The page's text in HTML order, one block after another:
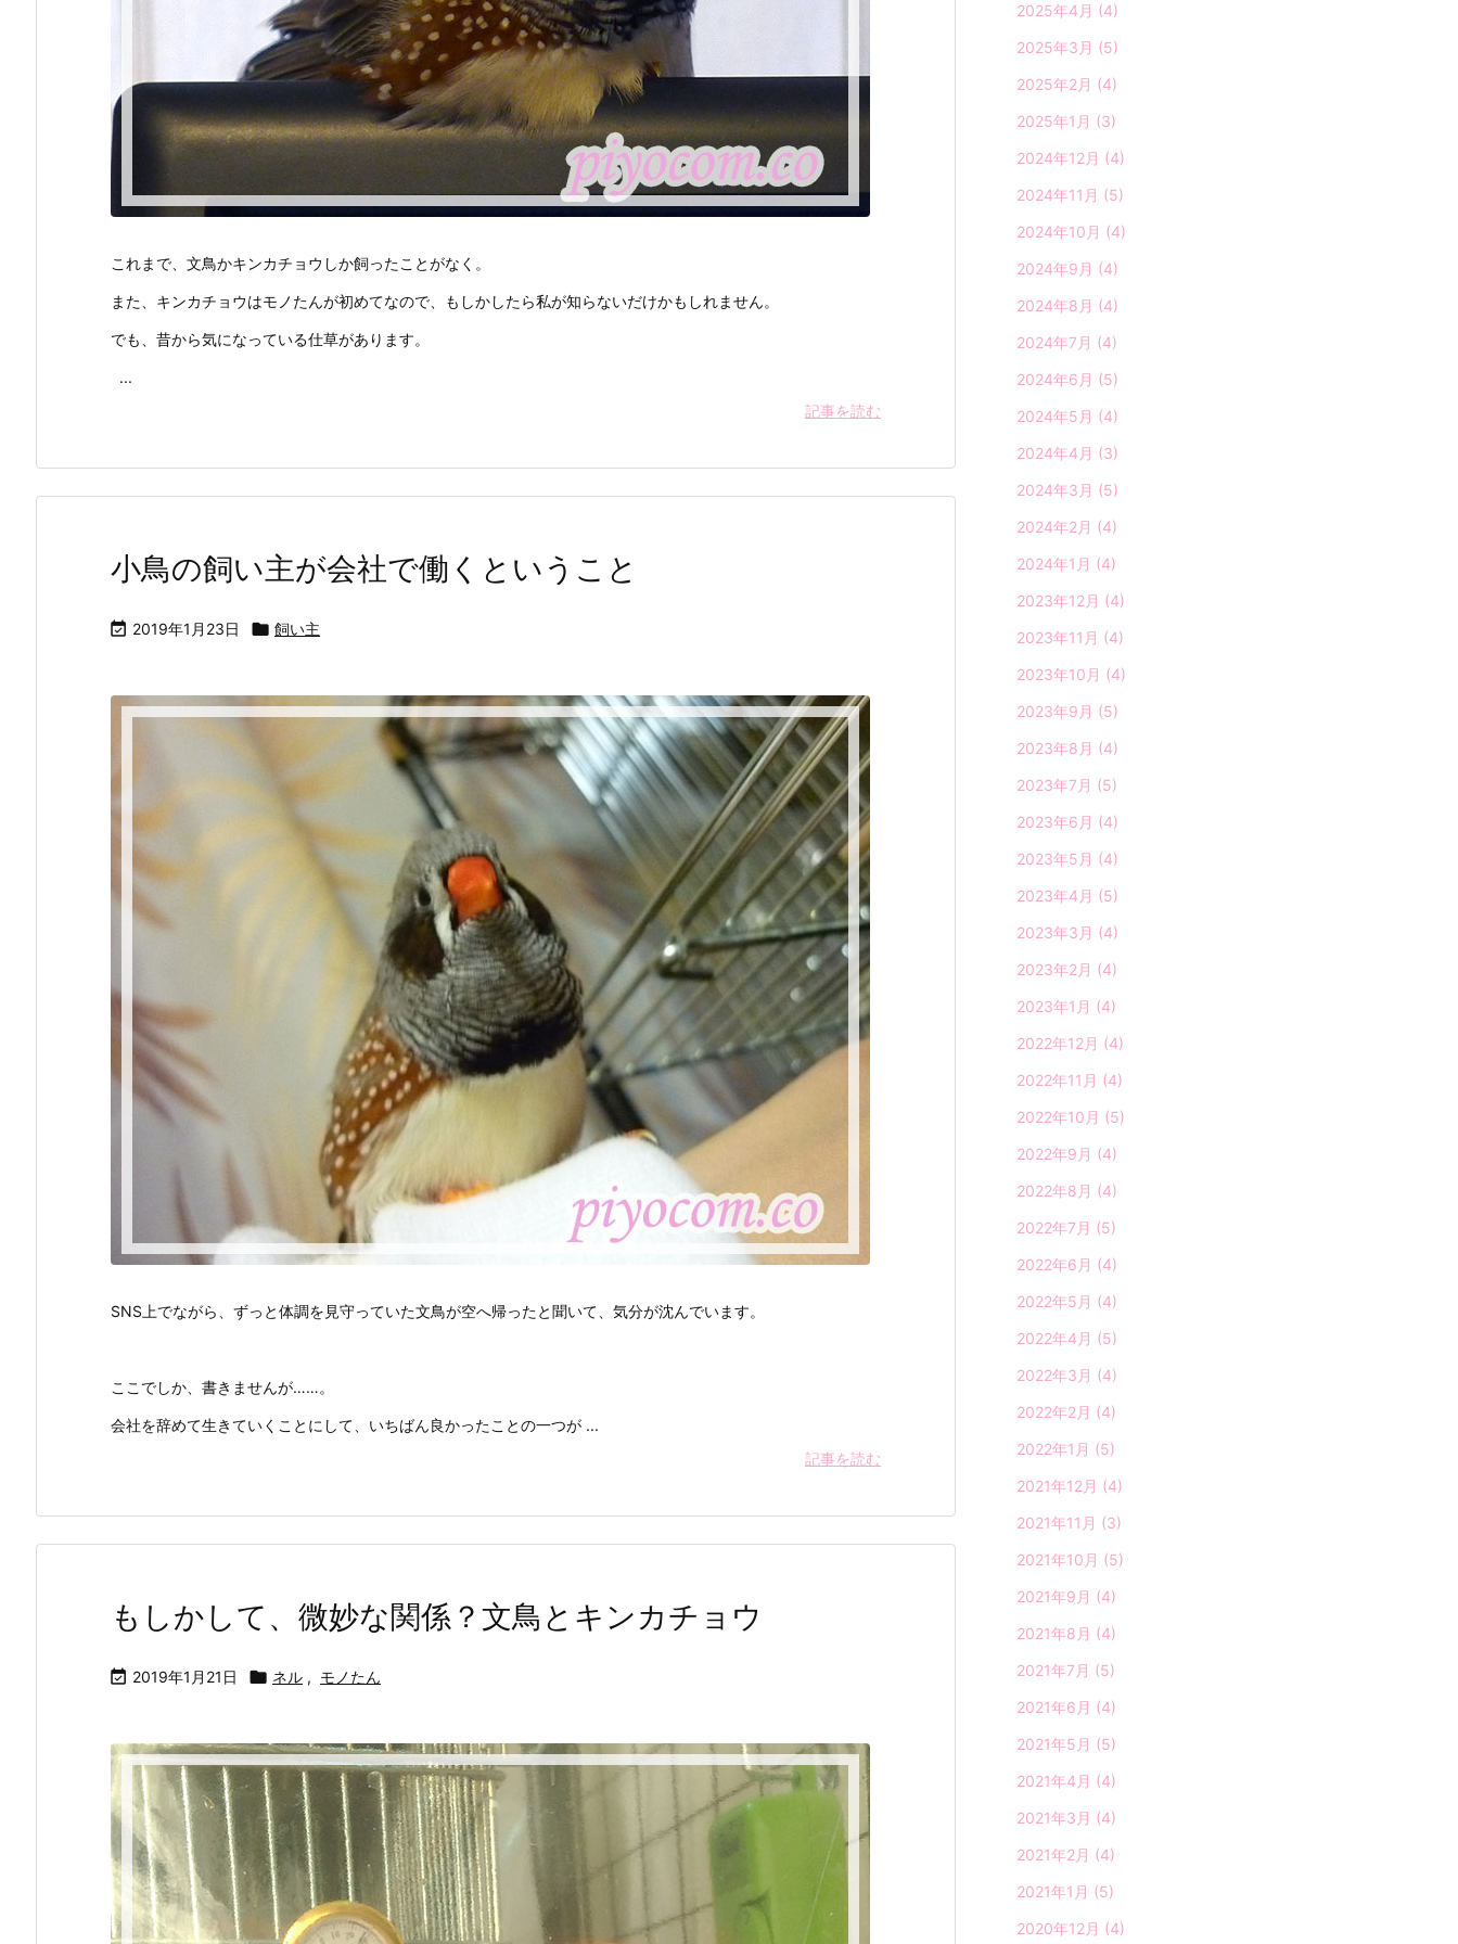
これまで、文鳥かキンカチョウしか飼ったことがなく。
また、キンカチョウはモノたんが初めてなので、もしかしたら私が知らないだけかもしれません。
でも、昔から気になっている仕草があります。
...
記事を読む
小鳥の飼い主が会社で働くということ
 2019年1月23日  飼い主
SNS上でながら、ずっと体調を見守っていた文鳥が空へ帰ったと聞いて、気分が沈んでいます。
ここでしか、書きませんが……。
会社を辞めて生きていくことにして、いちばん良かったことの一つが ...
記事を読む
もしかして、微妙な関係？文鳥とキンカチョウ
 2019年1月21日  ネル , モノたん
2025年4月 (4)
2025年3月 (5)
2025年2月 (4)
2025年1月 (3)
2024年12月 (4)
2024年11月 (5)
2024年10月 (4)
2024年9月 (4)
2024年8月 (4)
2024年7月 (4)
2024年6月 (5)
2024年5月 (4)
2024年4月 (3)
2024年3月 (5)
2024年2月 (4)
2024年1月 (4)
2023年12月 (4)
2023年11月 (4)
2023年10月 (4)
2023年9月 (5)
2023年8月 (4)
2023年7月 (5)
2023年6月 (4)
2023年5月 (4)
2023年4月 (5)
2023年3月 (4)
2023年2月 (4)
2023年1月 (4)
2022年12月 (4)
2022年11月 (4)
2022年10月 (5)
2022年9月 (4)
2022年8月 (4)
2022年7月 (5)
2022年6月 (4)
2022年5月 (4)
2022年4月 (5)
2022年3月 (4)
2022年2月 (4)
2022年1月 (5)
2021年12月 (4)
2021年11月 (3)
2021年10月 (5)
2021年9月 (4)
2021年8月 (4)
2021年7月 (5)
2021年6月 (4)
2021年5月 (5)
2021年4月 (4)
2021年3月 (4)
2021年2月 (4)
2021年1月 (5)
2020年12月 (4)